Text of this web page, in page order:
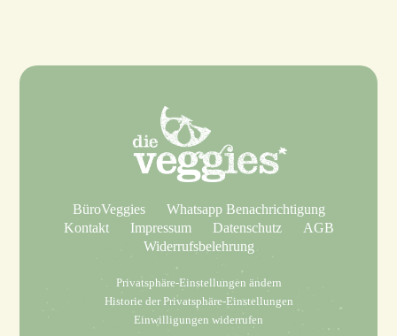
BüroVeggies
Whatsapp Benachrichtigung
Kontakt
Impressum Datenschutz
AGB
Widerrufsbelehrung
Privatsphäre-Einstellungen ändern
Historie der Privatsphäre-Einstellungen
Einwilligungen widerrufen